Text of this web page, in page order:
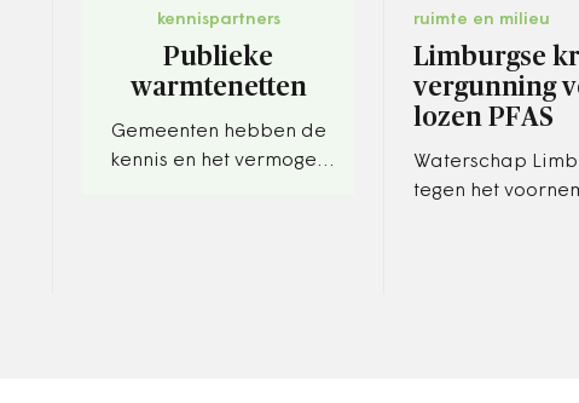
kennispartners
Publieke
warmtenetten
Gemeenten hebben de
kennis en het vermogen
ruimte en milieu
Limburgse
vergunning
lozen PFAS
Waterschap
tegen het